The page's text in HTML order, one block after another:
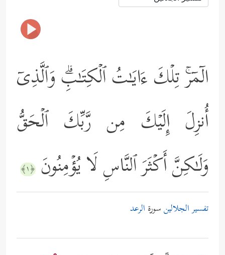
الۤمۤرۚ تِلۡكَ ءَایَـٰتُ ٱلۡكِتَـٰبِۗ وَٱلَّذِیۤ
أُنزِلَ إِلَیۡكَ مِن رَّبِّكَ ٱلۡحَقُّ
وَلَـٰكِنَّ أَكۡثَرَ ٱلنَّاسِ لَا یُؤۡمِنُونَ ﴿١﴾
تفسير الجلالينسورة الرعد